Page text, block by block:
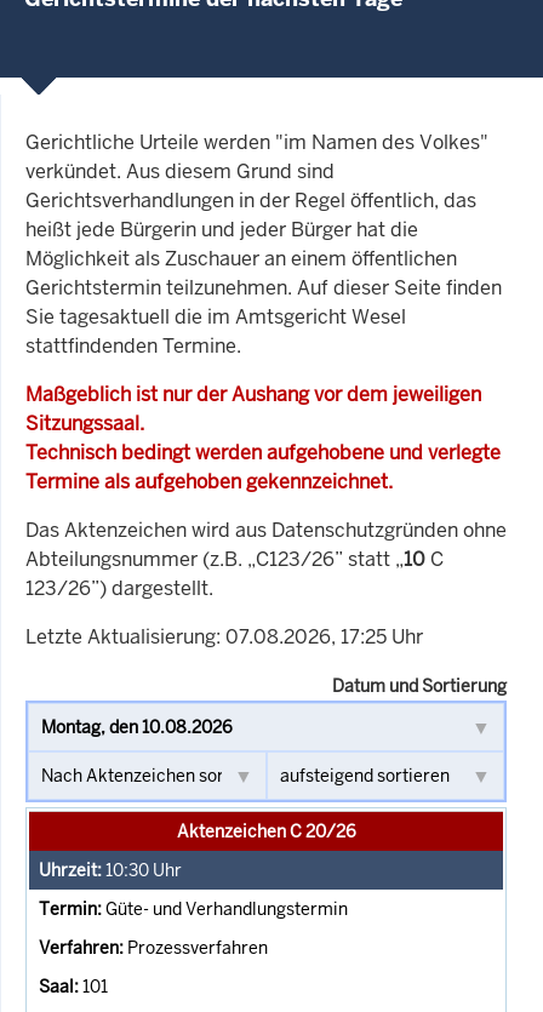
Gerichtliche Urteile werden "im Namen des Volkes"
verkündet. Aus diesem Grund sind
Gerichtsverhandlungen in der Regel öffentlich, das
heißt jede Bürgerin und jeder Bürger hat die
Möglichkeit als Zuschauer an einem öffentlichen
Gerichtstermin teilzunehmen. Auf dieser Seite finden
Sie tagesaktuell die im Amtsgericht Wesel
stattfindenden Termine.
Maßgeblich ist nur der Aushang vor dem jeweiligen
Sitzungssaal.
Technisch bedingt werden aufgehobene und verlegte
Termine als aufgehoben gekennzeichnet.
Das Aktenzeichen wird aus Datenschutzgründen ohne
Abteilungsnummer (z.B. „C123/26” statt „10 C
123/26”) dargestellt.
Letzte Aktualisierung: 07.08.2026, 17:25 Uhr
Datum und Sortierung
Aktenzeichen C 20/26
10:30 Uhr
Güte- und Verhandlungstermin
Prozessverfahren
101